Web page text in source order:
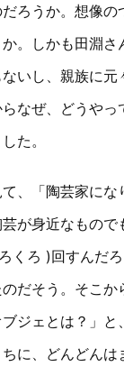
だろうか。想像
。しかも田淵さ
いし、親族に元
なぜ、どうやっ
た。
、「陶芸家にな
が身近なもので
くろ )回すんだ
だそう。そこか
ブジェとは？」
に、どんどんは